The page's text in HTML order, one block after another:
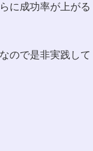
に成功率が上がる
ので是非実践して